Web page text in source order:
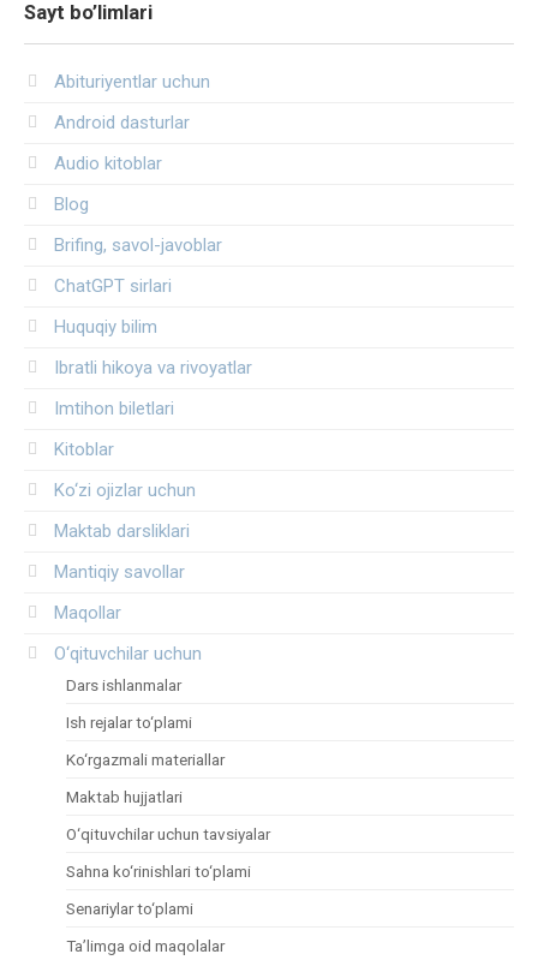
Sayt bo’limlari
Abituriyentlar uchun
Android dasturlar
Audio kitoblar
Blog
Brifing, savol-javoblar
ChatGPT sirlari
Huquqiy bilim
Ibratli hikoya va rivoyatlar
Imtihon biletlari
Kitoblar
Ko‘zi ojizlar uchun
Maktab darsliklari
Mantiqiy savollar
Maqollar
O‘qituvchilar uchun
Dars ishlanmalar
Ish rejalar to‘plami
Ko‘rgazmali materiallar
Maktab hujjatlari
O‘qituvchilar uchun tavsiyalar
Sahna ko‘rinishlari to‘plami
Senariylar to‘plami
Ta’limga oid maqolalar